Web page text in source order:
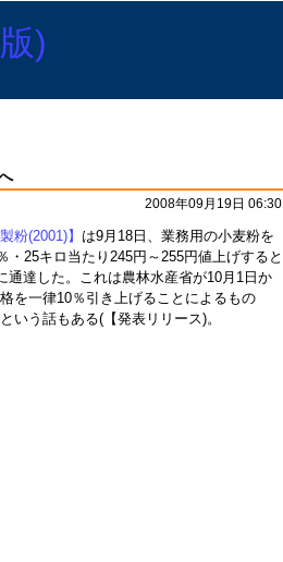
2008年09月19日 06:30
粉(2001)】 は9月18日、業務用の小麦粉を
・25キロ当たり245円～255円値上げすると
通達した。これは農林水産省が10月1日か
を一律10％引き上げることによるもの
いう話もある(【発表リリース)。